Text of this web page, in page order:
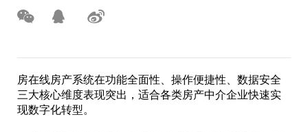
房在线房产系统在功能全面性、操作便捷性、数据安全
三大核心维度表现突出，适合各类房产中介企业快速实
现数字化转型。